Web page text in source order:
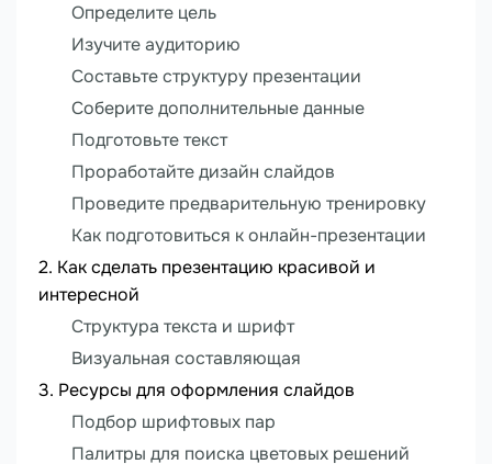
Определите цель
Изучите аудиторию
Составьте структуру презентации
Соберите дополнительные данные
Подготовьте текст
Проработайте дизайн слайдов
Проведите предварительную тренировку
Как подготовиться к онлайн-презентации
Как сделать презентацию красивой и
интересной
Структура текста и шрифт
Визуальная составляющая
Ресурсы для оформления слайдов
Подбор шрифтовых пар
Палитры для поиска цветовых решений